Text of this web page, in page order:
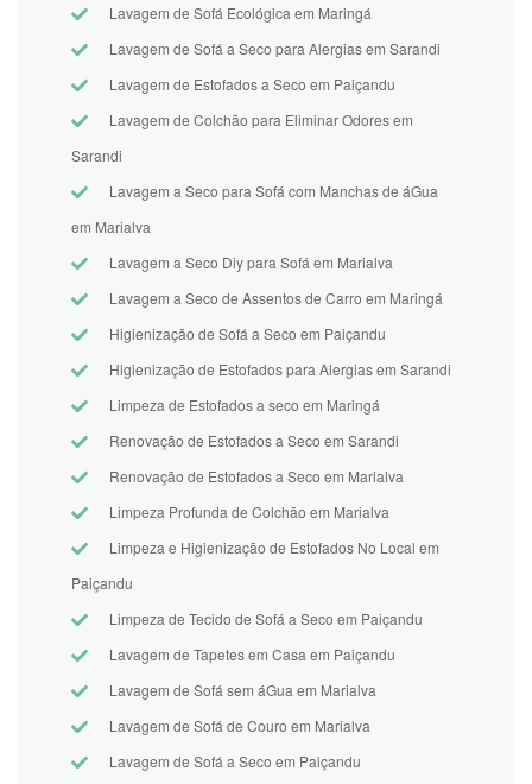
Lavagem de Sofá Ecológica em Maringá
Lavagem de Sofá a Seco para Alergias em Sarandi
Lavagem de Estofados a Seco em Paiçandu
Lavagem de Colchão para Eliminar Odores em
Sarandi
Lavagem a Seco para Sofá com Manchas de áGua
em Marialva
Lavagem a Seco Diy para Sofá em Marialva
Lavagem a Seco de Assentos de Carro em Maringá
Higienização de Sofá a Seco em Paiçandu
Higienização de Estofados para Alergias em Sarandi
Limpeza de Estofados a seco em Maringá
Renovação de Estofados a Seco em Sarandi
Renovação de Estofados a Seco em Marialva
Limpeza Profunda de Colchão em Marialva
Limpeza e Higienização de Estofados No Local em
Paiçandu
Limpeza de Tecido de Sofá a Seco em Paiçandu
Lavagem de Tapetes em Casa em Paiçandu
Lavagem de Sofá sem áGua em Marialva
Lavagem de Sofá de Couro em Marialva
Lavagem de Sofá a Seco em Paiçandu